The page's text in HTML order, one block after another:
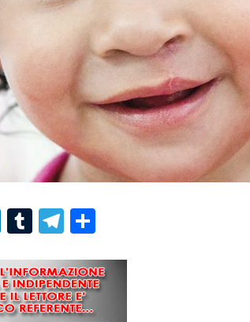
LinkedIn
TumblrTelegram